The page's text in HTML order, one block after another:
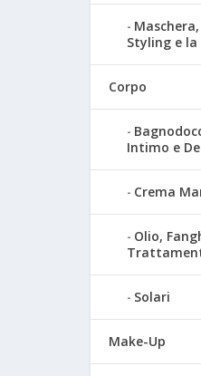
Styling e la
Corpo
Intimo e
Crema
Olio,
Solari
Make-Up